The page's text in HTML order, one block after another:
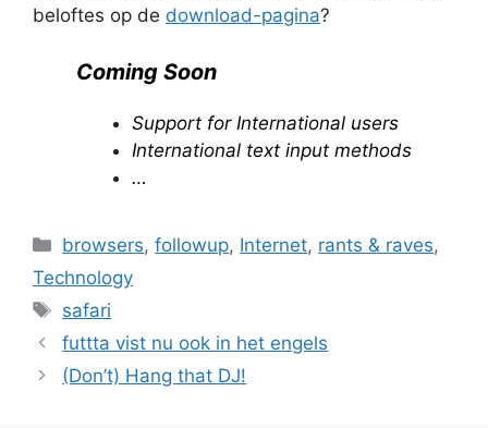
beloftes op de download-pagina?
Coming Soon
Support for International users
International text input methods
…
Categories
browsers,followup, Internet, rants & raves,
Technology
Tags
safari
futtta vist nu ook in het engels
(Don’t) Hang that DJ!